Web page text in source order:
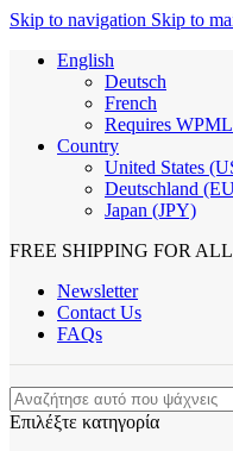
Skip to navigation Skip to
English
Deutsch
French
Requires
Country
United States
Deutschland
Japan (JPY)
FREE SHIPPING FOR
Newsletter
Contact Us
FAQs
Επιλέξτε κατηγορία